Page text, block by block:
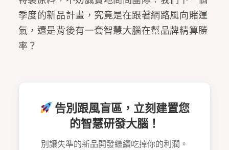
季度的新品計畫，究竟是在跟著網路風向賭運
氣，還是背後有一套智慧大腦在幫品牌精算勝
率？
告別跟風盲區，立刻建置您
的智慧研發大腦！
別讓失準的新品開發繼續吃掉你的利潤。